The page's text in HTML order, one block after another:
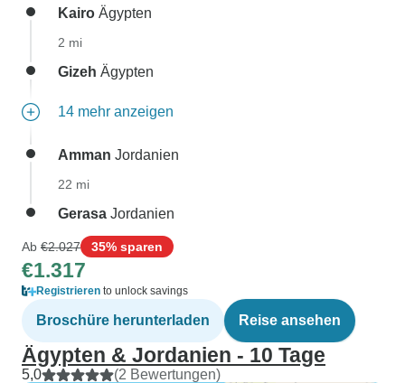
Kairo Ägypten
2 mi
Gizeh Ägypten
14 mehr anzeigen
Amman Jordanien
22 mi
Gerasa Jordanien
Ab €2.027 35% sparen
€1.317
Registrieren to unlock savings
Broschüre herunterladen Reise ansehen
Ägypten & Jordanien - 10 Tage
5,0 (2 Bewertungen)